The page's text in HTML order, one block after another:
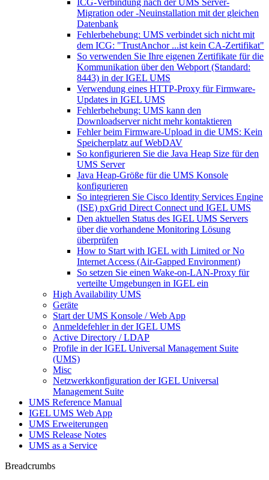
ICG-Verbindung nach der UMS Server-
Migration oder -Neuinstallation mit der gleichen
Datenbank
Fehlerbehebung: UMS verbindet sich nicht mit
dem ICG: "TrustAnchor ...ist kein CA-Zertifikat"
So verwenden Sie Ihre eigenen Zertifikate für die
Kommunikation über den Webport (Standard:
8443) in der IGEL UMS
Verwendung eines HTTP-Proxy für Firmware-
Updates in IGEL UMS
Fehlerbehebung: UMS kann den
Downloadserver nicht mehr kontaktieren
Fehler beim Firmware-Upload in die UMS: Kein
Speicherplatz auf WebDAV
So konfigurieren Sie die Java Heap Size für den
UMS Server
Java Heap-Größe für die UMS Konsole
konfigurieren
So integrieren Sie Cisco Identity Services Engine
(ISE) pxGrid Direct Connect und IGEL UMS
Den aktuellen Status des IGEL UMS Servers
über die vorhandene Monitoring Lösung
überprüfen
How to Start with IGEL with Limited or No
Internet Access (Air-Gapped Environment)
So setzen Sie einen Wake-on-LAN-Proxy für
verteilte Umgebungen in IGEL ein
High Availability UMS
Geräte
Start der UMS Konsole / Web App
Anmeldefehler in der IGEL UMS
Active Directory / LDAP
Profile in der IGEL Universal Management Suite
(UMS)
Misc
Netzwerkkonfiguration der IGEL Universal
Management Suite
UMS Reference Manual
IGEL UMS Web App
UMS Erweiterungen
UMS Release Notes
UMS as a Service
Breadcrumbs